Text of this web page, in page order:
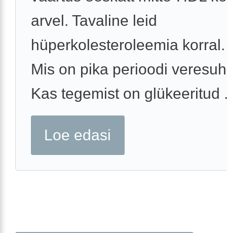
arvel. Tavaline leid
hüperkolesteroleemia korral.
Mis on pika perioodi
Kas tegemist on glükeeritud
Loe edasi